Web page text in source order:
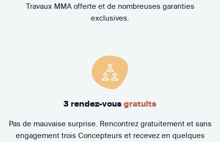
Travaux MMA offerte et de nombreuses garanties
exclusives.
3 rendez-vous gratuits
Pas de mauvaise surprise. Rencontrez gratuitement et sans
engagement trois Concepteurs et recevez en quelques